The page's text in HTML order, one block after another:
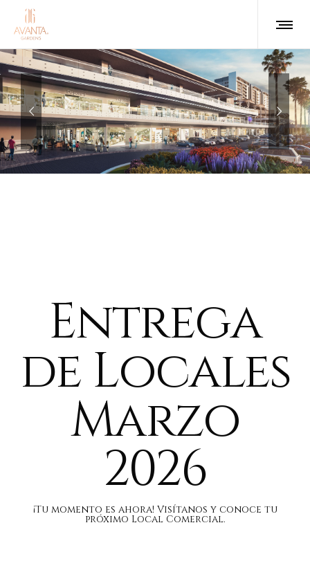
Entrega
de Locales
Marzo
2026
¡Tu momento es ahora! Visítanos y conoce tu
próximo Local Comercial.